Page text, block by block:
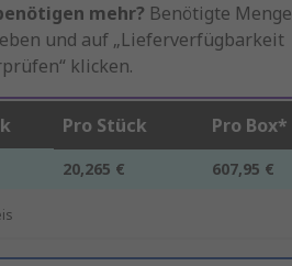
mehr? Benötigte Menge
und auf „Lieferverfügbarkeit
klicken.
Pro Stück Pro Box*
20,265 € 607,95 €